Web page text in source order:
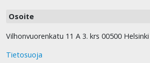
Osoite
Vilhonvuorenkatu 11 A 3. krs 00500 Helsinki
Tietosuoja